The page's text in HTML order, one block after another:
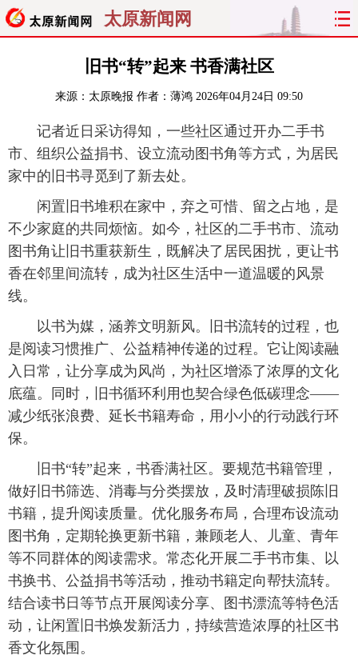
太原新闻网
聚焦 太原
经济 关注 文明 出行
纵横 曝光 综合 专题
旅游 理财
看天下 晋月读 最太原 网罗民生
太原日报 太原晚报 热评 社区
旧书“转”起来 书香满社区
来源： 太原晚报 作者：薄鸿 2026年04月24日 09:50
记者近日采访得知，一些社区通过开办二手书
市、组织公益捐书、设立流动图书角等方式，为居民
家中的旧书寻觅到了新去处。
闲置旧书堆积在家中，弃之可惜、留之占地，是
不少家庭的共同烦恼。如今，社区的二手书市、流动
图书角让旧书重获新生，既解决了居民困扰，更让书
香在邻里间流转，成为社区生活中一道温暖的风景
线。
以书为媒，涵养文明新风。旧书流转的过程，也
是阅读习惯推广、公益精神传递的过程。它让阅读融
入日常，让分享成为风尚，为社区增添了浓厚的文化
底蕴。同时，旧书循环利用也契合绿色低碳理念——
减少纸张浪费、延长书籍寿命，用小小的行动践行环
保。
旧书“转”起来，书香满社区。要规范书籍管理，
做好旧书筛选、消毒与分类摆放，及时清理破损陈旧
书籍，提升阅读质量。优化服务布局，合理布设流动
图书角，定期轮换更新书籍，兼顾老人、儿童、青年
等不同群体的阅读需求。常态化开展二手书市集、以
书换书、公益捐书等活动，推动书籍定向帮扶流转。
结合读书日等节点开展阅读分享、图书漂流等特色活
动，让闲置旧书焕发新活力，持续营造浓厚的社区书
香文化氛围。